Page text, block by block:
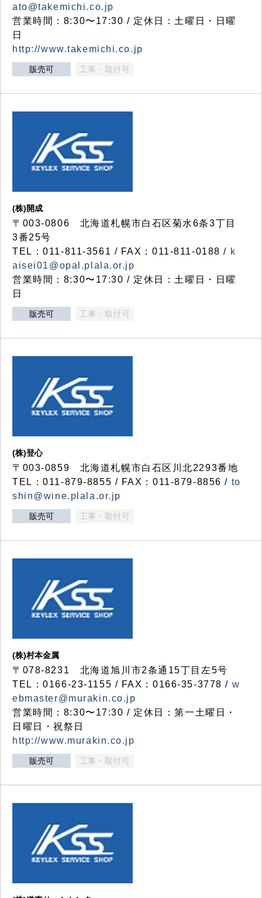
ato@takemichi.co.jp
営業時間：8:30〜17:30 / 定休日：土曜日・日曜
日
http://www.takemichi.co.jp
販売可 工事・取付可
(株)開成
〒003-0806 北海道札幌市白石区菊水6条3丁目
3番25号
TEL：011-811-3561 / FAX：011-811-0188 / k
aisei01@opal.plala.or.jp
営業時間：8:30〜17:30 / 定休日：土曜日・日曜
日
販売可 工事・取付可
(株)登心
〒003-0859 北海道札幌市白石区川北2293番地
TEL：011-879-8855 / FAX：011-879-8856 / to
shin@wine.plala.or.jp
販売可 工事・取付可
(株)村本金属
〒078-8231 北海道旭川市2条通15丁目左5号
TEL：0166-23-1155 / FAX：0166-35-3778 / w
ebmaster@murakin.co.jp
営業時間：8:30〜17:30 / 定休日：第一土曜日・
日曜日・祝祭日
http://www.murakin.co.jp
販売可 工事・取付可